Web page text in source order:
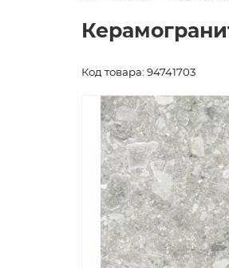
Код товара: 94741703